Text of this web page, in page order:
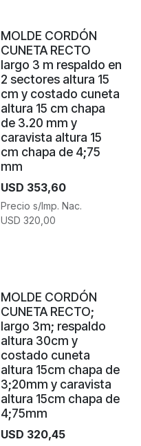
MOLDE CORDÓN
CUNETA RECTO
largo 3 m respaldo en
2 sectores altura 15
cm y costado cuneta
altura 15 cm chapa
de 3.20 mm y
caravista altura 15
cm chapa de 4;75
mm
USD 353,60
Precio s/Imp. Nac.
USD 320,00
MOLDE CORDÓN
CUNETA RECTO;
largo 3m; respaldo
altura 30cm y
costado cuneta
altura 15cm chapa de
3;20mm y caravista
altura 15cm chapa de
4;75mm
USD 320,45